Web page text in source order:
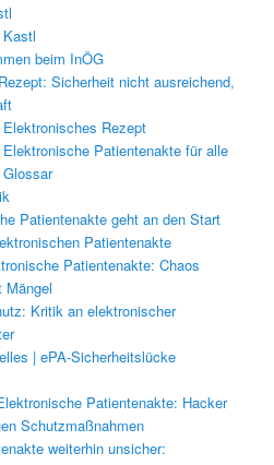
beim InÖG
Sicherheit nicht ausreichend,
Elektronisches Rezept
Elektronische Patientenakte für alle
Glossar
Patientenakte geht an den Start
Patientenakte
Patientenakte: Chaos
Mängel
Kritik an elektronischer
| ePA-Sicherheitslücke
Patientenakte: Hacker
Schutzmaßnahmen
weiterhin unsicher: